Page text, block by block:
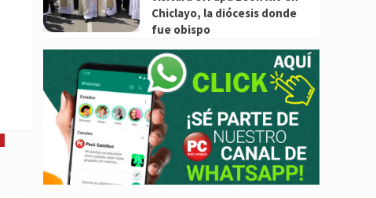
Chiclayo, la diócesis donde
fue obispo